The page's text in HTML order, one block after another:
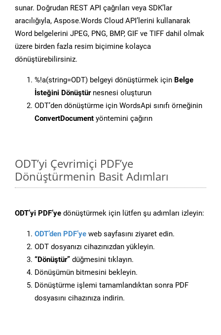
sunar. Doğrudan REST API çağrıları veya SDK’lar
aracılığıyla, Aspose.Words Cloud API’lerini kullanarak
Word belgelerini JPEG, PNG, BMP, GIF ve TIFF dahil olmak
üzere birden fazla resim biçimine kolayca
dönüştürebilirsiniz.
%!a(string=ODT) belgeyi dönüştürmek için Belge
İsteğini Dönüştürnesnesi oluşturun
ODT’den dönüştürme için WordsApi sınıfı örneğinin
ConvertDocument yöntemini çağırın
ODT’yi Çevrimiçi PDF’ye
Dönüştürmenin Basit Adımları
ODT’yi PDF’ye dönüştürmek için lütfen şu adımları izleyin:
ODT’den PDF’ye web sayfasını ziyaret edin.
ODT dosyanızı cihazınızdan yükleyin.
“Dönüştür” düğmesini tıklayın.
Dönüşümün bitmesini bekleyin.
Dönüştürme işlemi tamamlandıktan sonra PDF
dosyasını cihazınıza indirin.